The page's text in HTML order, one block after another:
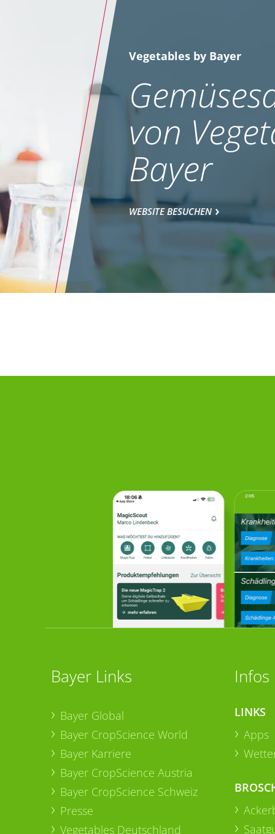
Vegetables by Bayer
von
Bayer
WEBSITE BESUCHEN
Bayer Links
Bayer Global
Bayer CropScience World
Bayer Karriere
Bayer CropScience Austria
Bayer CropScience Schweiz
Presse
Vegetables Deutschland
Infos
LINKS
Apps